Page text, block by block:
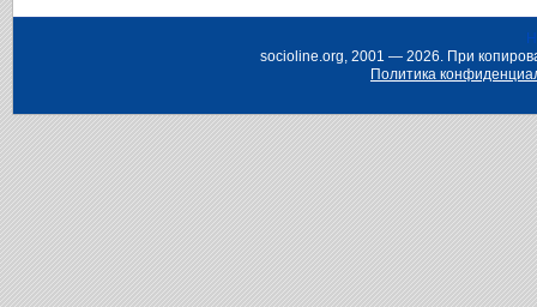
socioline.org, 2001 — 2026. При
Политика